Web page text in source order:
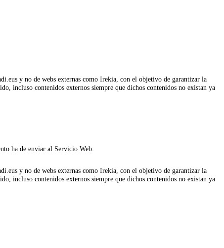
y no de webs externas como Irekia, con el objetivo de garantizar la
incluso contenidos externos siempre que dichos contenidos no existan ya
ha de enviar al Servicio Web:
y no de webs externas como Irekia, con el objetivo de garantizar la
incluso contenidos externos siempre que dichos contenidos no existan ya